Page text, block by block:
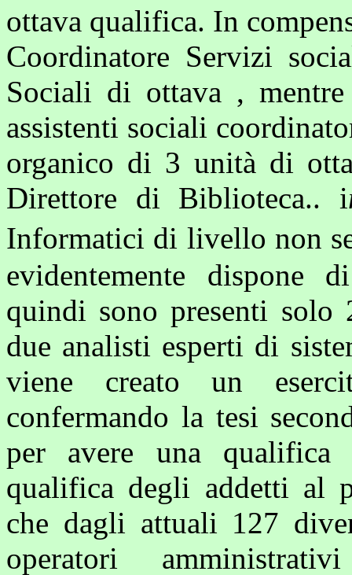
ottava qualifica. In
Coordinatore Servizi
Sociali di ottava ,
assistenti sociali
organico di 3 unità di
Direttore di Biblioteca.. i
Informatici di livello non
evidentemente dispone
quindi sono presenti solo
due analisti esperti di
viene creato un
confermando la tesi
per avere una qualifica
qualifica degli addetti al
che dagli attuali 127
operatori